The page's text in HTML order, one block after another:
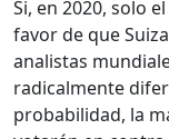
Si, en 2020, solo
favor de que
analistas
radicalmente
probabilidad, la